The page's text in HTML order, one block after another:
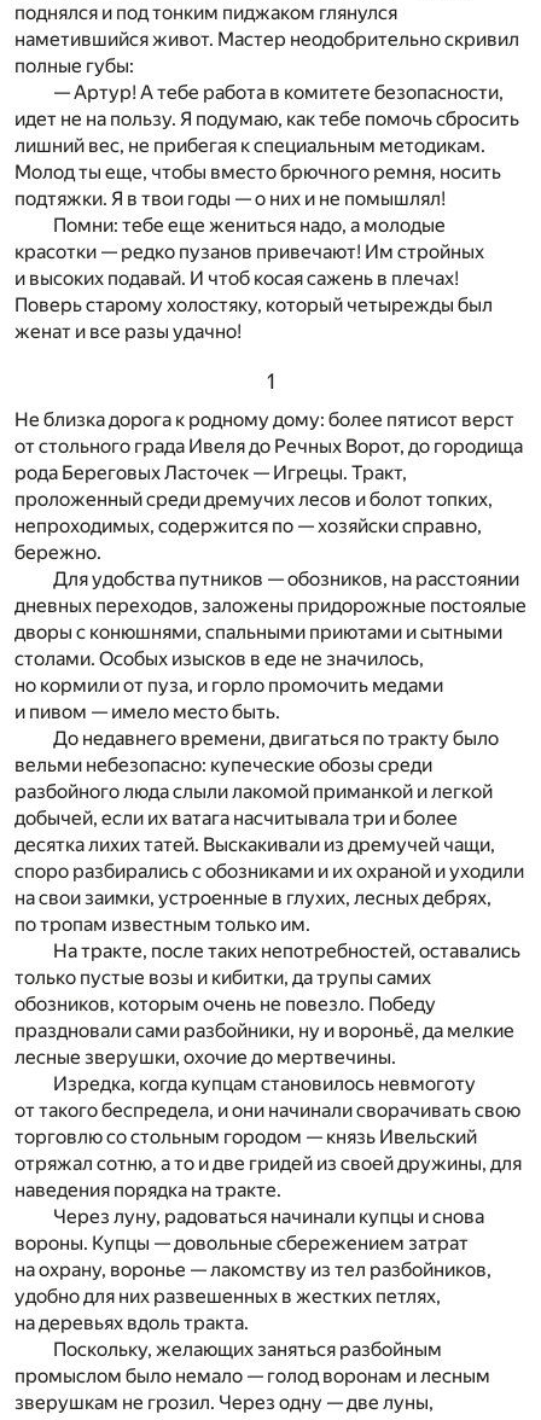
поднялся и под тонким пиджаком глянулся
наметившийся живот. Мастер неодобрительно скривил
полные губы:
— Артур! А тебе работа в комитете безопасности,
идет не на пользу. Я подумаю, как тебе помочь сбросить
лишний вес, не прибегая к специальным методикам.
Молод ты еще, чтобы вместо брючного ремня, носить
подтяжки. Я в твои годы — о них и не помышлял!
Помни: тебе еще жениться надо, а молодые
красотки — редко пузанов привечают! Им стройных
и высоких подавай. И чтоб косая сажень в плечах!
Поверь старому холостяку, который четырежды был
женат и все разы удачно!
1
Не близка дорога к родному дому: более пятисот верст
от стольного града Ивеля до Речных Ворот, до городища
рода Береговых Ласточек — Игрецы. Тракт,
проложенный среди дремучих лесов и болот топких,
непроходимых, содержится по — хозяйски справно,
бережно.
Для удобства путников — обозников, на расстоянии
дневных переходов, заложены придорожные постоялые
дворы с конюшнями, спальными приютами и сытными
столами. Особых изысков в еде не значилось,
но кормили от пуза, и горло промочить медами
и пивом — имело место быть.
До недавнего времени, двигаться по тракту было
вельми небезопасно: купеческие обозы среди
разбойного люда слыли лакомой приманкой и легкой
добычей, если их ватага насчитывала три и более
десятка лихих татей. Выскакивали из дремучей чащи,
споро разбирались с обозниками и их охраной и уходили
на свои заимки, устроенные в глухих, лесных дебрях,
по тропам известным только им.
На тракте, после таких непотребностей, оставались
только пустые возы и кибитки, да трупы самих
обозников, которым очень не повезло. Победу
праздновали сами разбойники, ну и вороньё, да мелкие
лесные зверушки, охочие до мертвечины.
Изредка, когда купцам становилось невмоготу
от такого беспредела, и они начинали сворачивать свою
торговлю со стольным городом — князь Ивельский
отряжал сотню, а то и две гридей из своей дружины, для
наведения порядка на тракте.
Через луну, радоваться начинали купцы и снова
вороны. Купцы — довольные сбережением затрат
на охрану, воронье — лакомству из тел разбойников,
удобно для них развешенных в жестких петлях,
на деревьях вдоль тракта.
Поскольку, желающих заняться разбойным
промыслом было немало — голод воронам и лесным
зверушкам не грозил. Через одну — две луны,